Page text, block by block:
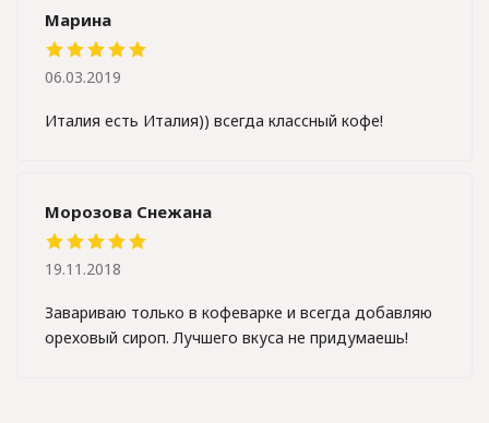
Марина
Италия есть Италия)) всегда классный кофе!
06.03.2019
Морозова Снежана
Завариваю только в кофеварке и всегда добавляю
ореховый сироп. Лучшего вкуса не придумаешь!
19.11.2018